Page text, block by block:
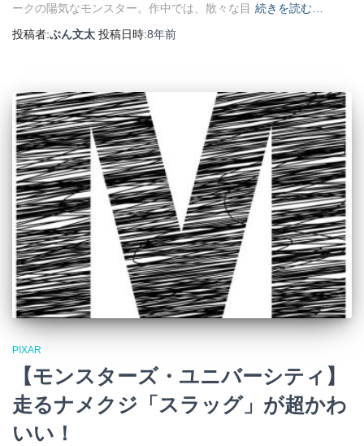
ークの陽気なモンスター。作中では、散々な目 続きを読む…
投稿者:ぶん文太 投稿日時:8年前
PIXAR
【モンスターズ・ユニバーシティ】
走るナメクジ「スラッグ」が超かわ
いい！